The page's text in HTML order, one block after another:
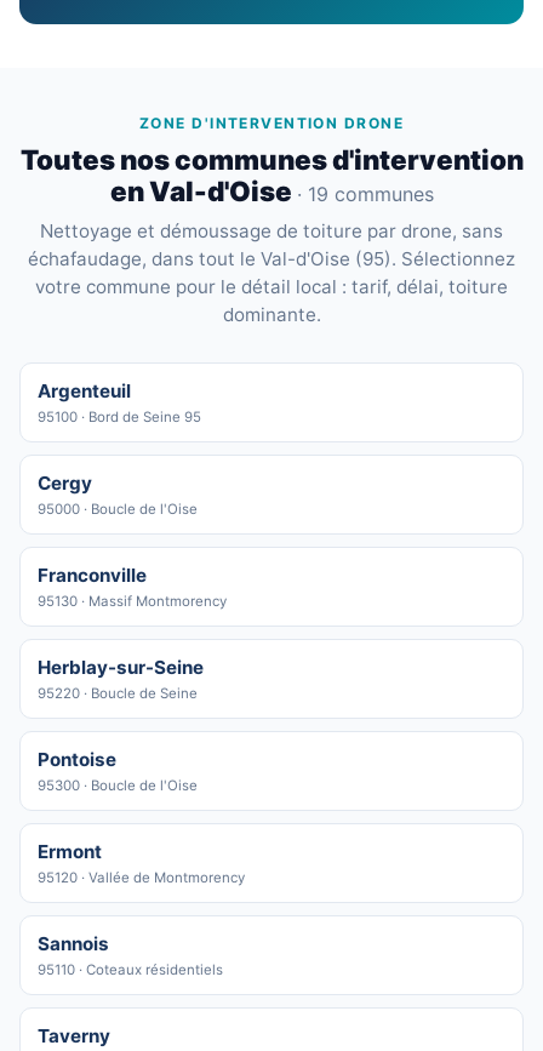
ZONE D'INTERVENTION DRONE
Toutes nos communes d'intervention
en Val-d'Oise · 19 communes
Nettoyage et démoussage de toiture par drone, sans
échafaudage, dans tout le Val-d'Oise (95). Sélectionnez
votre commune pour le détail local : tarif, délai, toiture
dominante.
Argenteuil
95100 · Bord de Seine 95
Cergy
95000 · Boucle de l'Oise
Franconville
95130 · Massif Montmorency
Herblay-sur-Seine
95220 · Boucle de Seine
Pontoise
95300 · Boucle de l'Oise
Ermont
95120 · Vallée de Montmorency
Sannois
95110 · Coteaux résidentiels
Taverny